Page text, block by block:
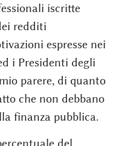
iscritte
redditi
espresse nei
i Presidenti degli
parere, di quanto
che non debbano
finanza pubblica.